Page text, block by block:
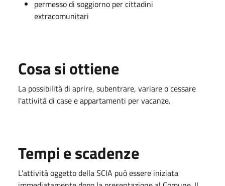
permesso di soggiorno per cittadini
extracomunitari
Cosa si ottiene
La possibilità di aprire, subentrare, variare o cessare
l'attività di case e appartamenti per vacanze.
Tempi e scadenze
L'attività oggetto della SCIA può essere iniziata